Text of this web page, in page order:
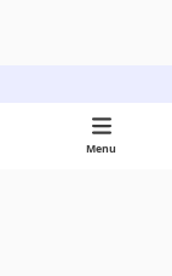
Menu